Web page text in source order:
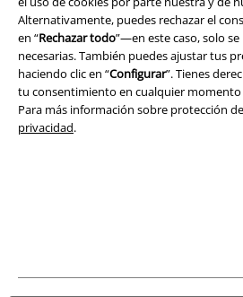
Alternativamente, puedes rechazar el
en “Rechazar todo”—en este caso, solo
necesarias. También puedes ajustar tus
haciendo clic en “Configurar”. Tienes
tu consentimiento en cualquier momento
Para más información sobre protección
privacidad.
Aviso Legal
Ley protección de datos
Eliminación de residuos y protección del
Declaración de Conformidad